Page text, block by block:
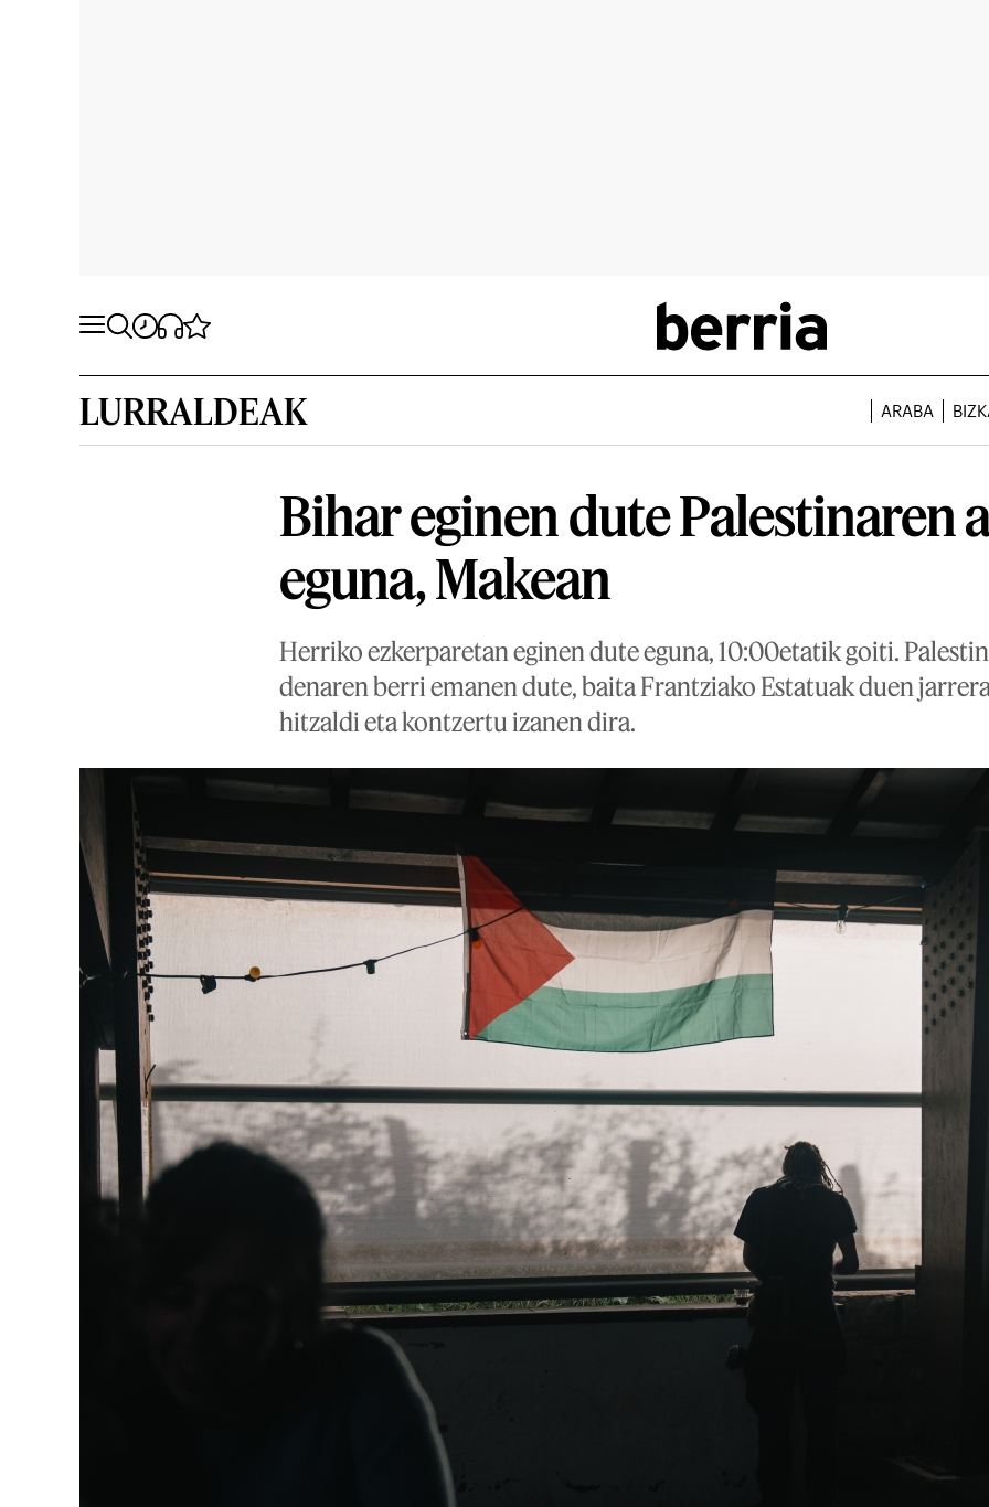
LURRALDEAK ARABA
Bihar eginen dute Palestinaren
eguna, Makean
Herriko ezkerparetan eginen dute eguna, 10:00etatik goiti.
denaren berri emanen dute, baita Frantziako Estatuak duen
hitzaldi eta kontzertu izanen dira.